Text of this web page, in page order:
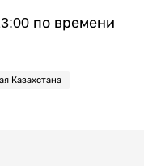
по времени
Казахстана